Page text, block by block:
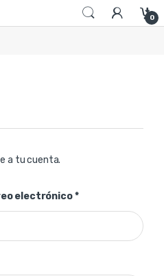
0
a tu cuenta.
electrónico*Obligatorio